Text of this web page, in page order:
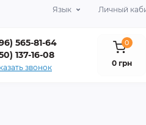
Язык Личный
565-81-64
137-16-08
звонок
0
0 грн